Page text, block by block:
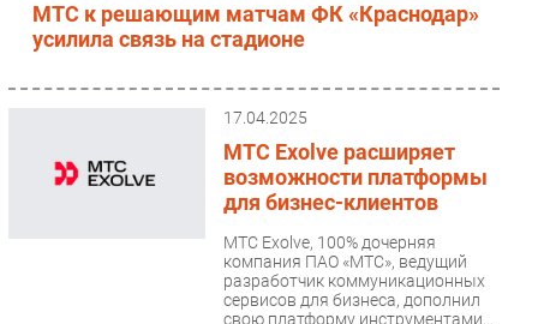
Безопасность
CIO/Управление ИТ
Здоровье
МТС к решающим матчам ФК «Краснодар»
усилила связь на стадионе
17.04.2025
МТС Exolve расширяет
возможности платформы
для бизнес-клиентов
МТС Exolve, 100% дочерняя
компания ПАО «МТС», ведущий
разработчик коммуникационных
сервисов для бизнеса, дополнил
свою платформу инструментами...